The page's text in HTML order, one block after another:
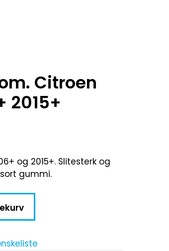
Citroen
2015+
og 2015+. Slitesterk og
gummi.